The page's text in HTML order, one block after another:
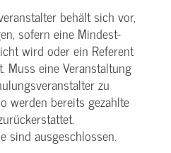
behält sich vor,
sofern eine Mindest­
wird oder ein Referent
Muss eine Veranstaltung
zu
werden bereits gezahlte
sind ausgeschlossen.